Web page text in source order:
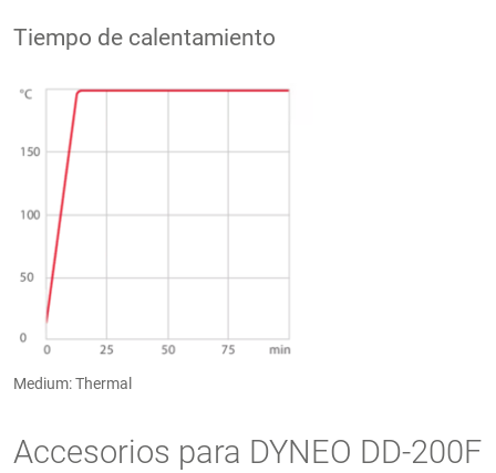
Tiempo de calentamiento
Medium: Thermal
Accesorios para DYNEO DD-200F